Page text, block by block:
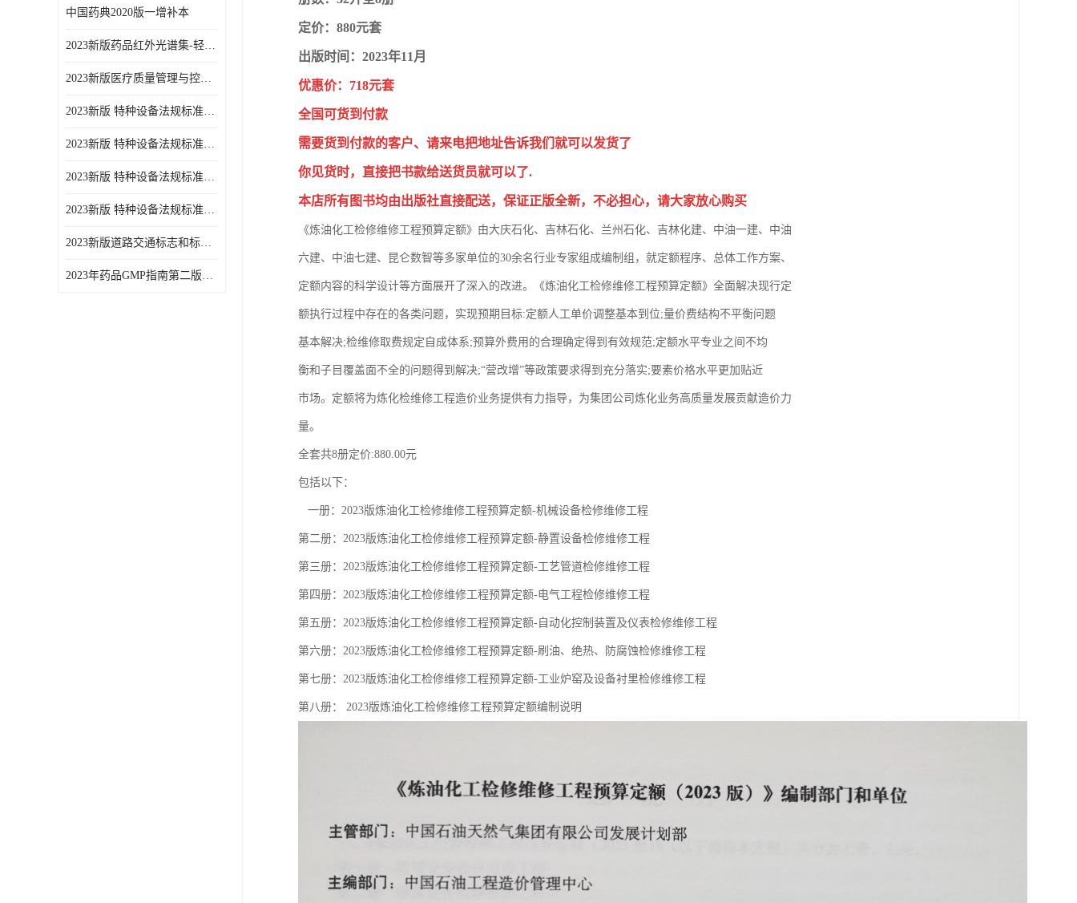
中国药典2020版一增补本
2023新版药品红外光谱集-轻工业出版社
2023新版医疗质量管理与控制指标汇编5.0版
2023新版 特种设备法规标准手册 机电类标准客运索道卷
2023新版 特种设备法规标准手册 机电类标准游乐设施卷
2023新版 特种设备法规标准手册 安全技术规范卷共三本
2023新版 特种设备法规标准手册 机电类标准电梯卷 共两本
2023新版道路交通标志和标线手册
2023年药品GMP指南第二版全6册
定价：880元套
出版时间：2023年11月
优惠价：718元套
全国可货到付款
需要货到付款的客户、请来电把地址告诉我们就可以发货了
你见货时，直接把书款给送货员就可以了.
本店所有图书均由出版社直接配送，保证正版全新，不必担心，请大家放心购买
《炼油化工检修维修工程预算定额》由大庆石化、吉林石化、兰州石化、吉林化建、中油一建、中油
六建、中油七建、昆仑数智等多家单位的30余名行业专家组成编制组，就定额程序、总体工作方案、
定额内容的科学设计等方面展开了深入的改进。《炼油化工检修维修工程预算定额》全面解决现行定
额执行过程中存在的各类问题，实现预期目标:定额人工单价调整基本到位;量价费结构不平衡问题
基本解决;检维修取费规定自成体系;预算外费用的合理确定得到有效规范;定额水平专业之间不均
衡和子目覆盖面不全的问题得到解决;“营改增”等政策要求得到充分落实;要素价格水平更加贴近
市场。定额将为炼化检维修工程造价业务提供有力指导，为集团公司炼化业务高质量发展贡献造价力
量。
全套共8册定价:880.00元
包括以下：
一册：2023版炼油化工检修维修工程预算定额-机械设备检修维修工程
第二册：2023版炼油化工检修维修工程预算定额-静置设备检修维修工程
第三册：2023版炼油化工检修维修工程预算定额-工艺管道检修维修工程
第四册：2023版炼油化工检修维修工程预算定额-电气工程检修维修工程
第五册：2023版炼油化工检修维修工程预算定额-自动化控制装置及仪表检修维修工程
第六册：2023版炼油化工检修维修工程预算定额-刷油、绝热、防腐蚀检修维修工程
第七册：2023版炼油化工检修维修工程预算定额-工业炉窑及设备衬里检修维修工程
第八册： 2023版炼油化工检修维修工程预算定额编制说明